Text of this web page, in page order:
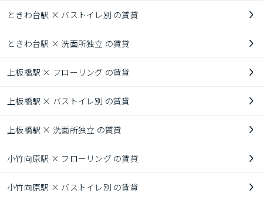
ときわ台駅 × バストイレ別 の賃貸
ときわ台駅 × 洗面所独立 の賃貸
上板橋駅 × フローリング の賃貸
上板橋駅 × バストイレ別 の賃貸
上板橋駅 × 洗面所独立 の賃貸
小竹向原駅 × フローリング の賃貸
小竹向原駅 × バストイレ別 の賃貸